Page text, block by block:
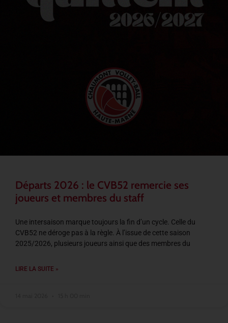
Départs 2026 : le CVB52 remercie ses
joueurs et membres du staff
Une intersaison marque toujours la fin d’un cycle. Celle du
CVB52 ne déroge pas à la règle. À l’issue de cette saison
2025/2026, plusieurs joueurs ainsi que des membres du
LIRE LA SUITE »